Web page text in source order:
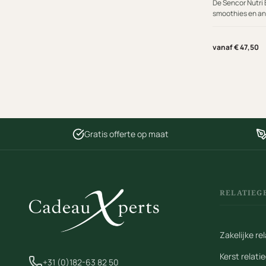
De Sencor Nutri
smoothies en
Wil je graag
blenders maken
eenvoudig.
vanaf € 47,50
Gratis offerte op maat
+31 (0)182-63 82 50
Zakelijke
Kerst